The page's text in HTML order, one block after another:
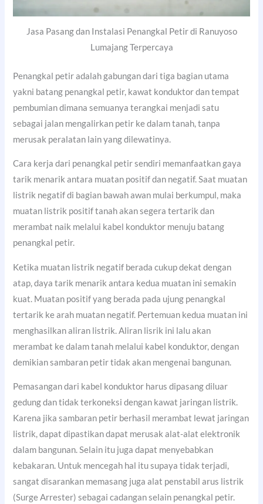
Jasa Pasang dan Instalasi Penangkal Petir di Ranuyoso
Lumajang Terpercaya
Penangkal petir adalah gabungan dari tiga bagian utama
yakni batang penangkal petir, kawat konduktor dan tempat
pembumian dimana semuanya terangkai menjadi satu
sebagai jalan mengalirkan petir ke dalam tanah, tanpa
merusak peralatan lain yang dilewatinya.
Cara kerja dari penangkal petir sendiri memanfaatkan gaya
tarik menarik antara muatan positif dan negatif. Saat muatan
listrik negatif di bagian bawah awan mulai berkumpul, maka
muatan listrik positif tanah akan segera tertarik dan
merambat naik melalui kabel konduktor menuju batang
penangkal petir.
Ketika muatan listrik negatif berada cukup dekat dengan
atap, daya tarik menarik antara kedua muatan ini semakin
kuat. Muatan positif yang berada pada ujung penangkal
tertarik ke arah muatan negatif. Pertemuan kedua muatan ini
menghasilkan aliran listrik. Aliran lisrik ini lalu akan
merambat ke dalam tanah melalui kabel konduktor, dengan
demikian sambaran petir tidak akan mengenai bangunan.
Pemasangan dari kabel konduktor harus dipasang diluar
gedung dan tidak terkoneksi dengan kawat jaringan listrik.
Karena jika sambaran petir berhasil merambat lewat jaringan
listrik, dapat dipastikan dapat merusak alat-alat elektronik
dalam bangunan. Selain itu juga dapat menyebabkan
kebakaran. Untuk mencegah hal itu supaya tidak terjadi,
sangat disarankan memasang juga alat penstabil arus listrik
(Surge Arrester) sebagai cadangan selain penangkal petir.